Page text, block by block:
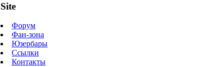
Site
Форум
Фан-зона
Юзербары
Ссылки
Контакты